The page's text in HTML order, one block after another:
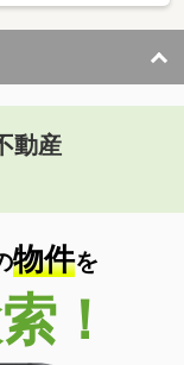
動産
物件を
！